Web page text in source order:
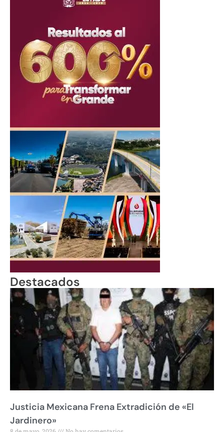
Destacados
Justicia Mexicana Frena Extradición de «El
Jardinero»